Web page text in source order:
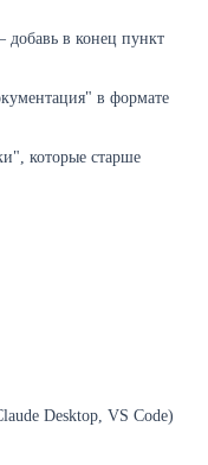
в конец пункт
в формате
которые старше
Desktop, VS Code)